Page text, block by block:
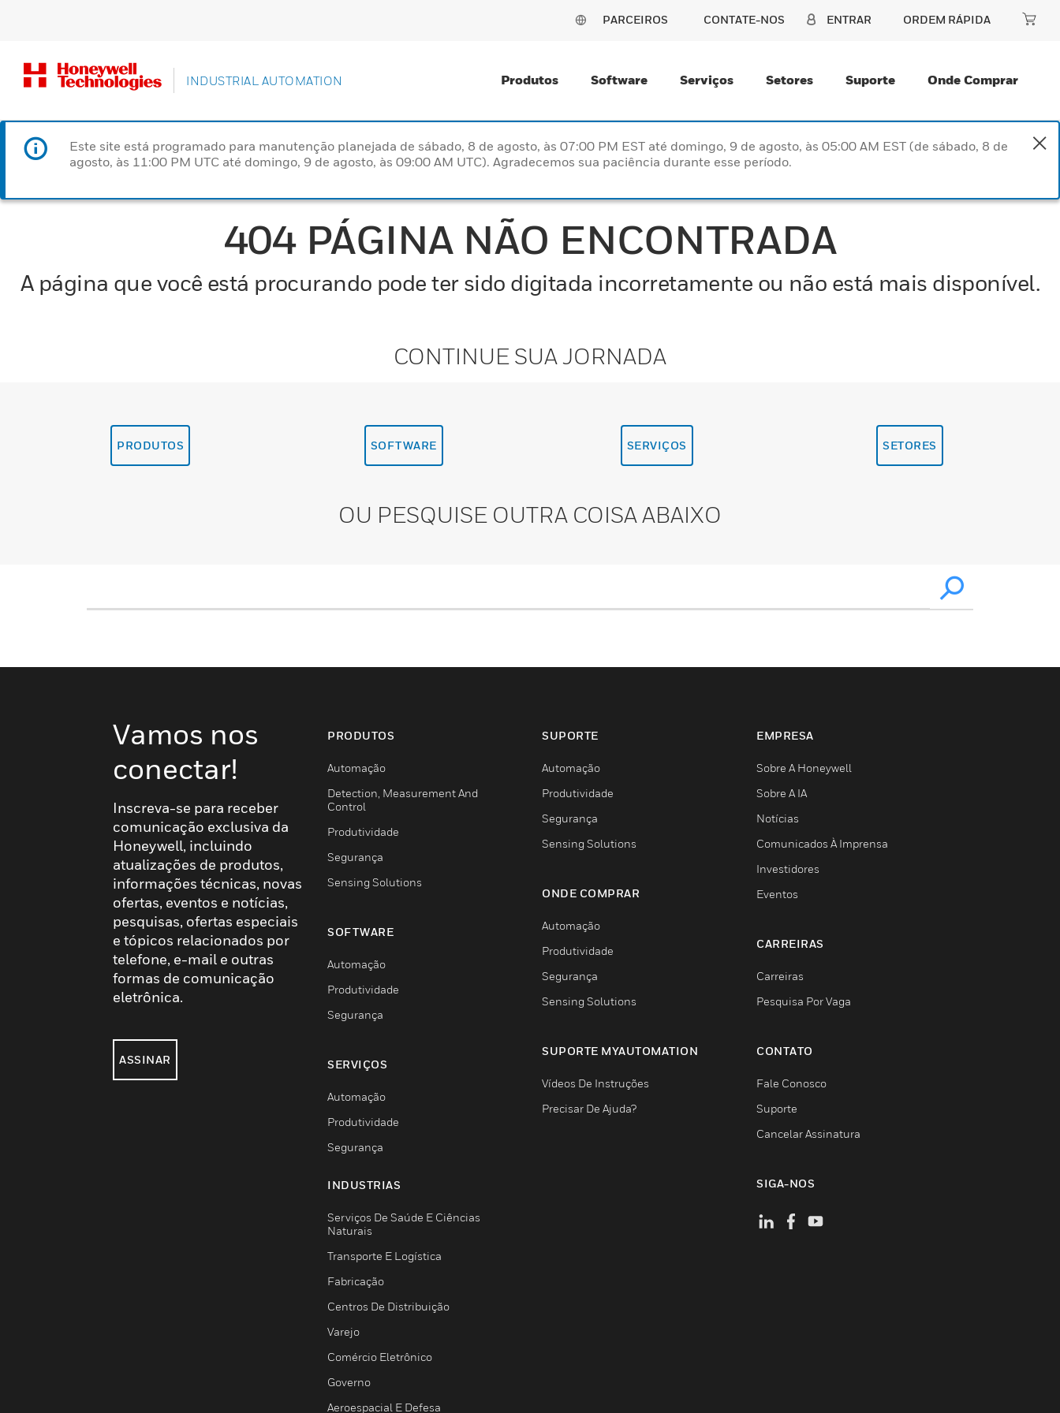
PARCEIROS CONTATE-NOS ENTRAR ORDEM RÁPIDA
INDUSTRIAL AUTOMATION Produtos Software Serviços Setores Suporte Onde Comprar
Este site está programado para manutenção planejada de sábado, 8 de agosto, às 07:00 PM EST até domingo, 9 de agosto, às 05:00 AM EST (de sábado, 8 de
agosto, às 11:00 PM UTC até domingo, 9 de agosto, às 09:00 AM UTC). Agradecemos sua paciência durante esse período.
404 PÁGINA NÃO ENCONTRADA
A página que você está procurando pode ter sido digitada incorretamente ou não está mais disponível.
CONTINUE SUA JORNADA
PRODUTOS SOFTWARE SERVIÇOS SETORES
OU PESQUISE OUTRA COISA ABAIXO
Vamos nos
conectar!
Inscreva-se para receber
comunicação exclusiva da
Honeywell, incluindo
atualizações de produtos,
informações técnicas, novas
ofertas, eventos e notícias,
pesquisas, ofertas especiais
e tópicos relacionados por
telefone, e-mail e outras
formas de comunicação
eletrônica.
ASSINAR
PRODUTOS
Automação
Detection, Measurement And
Control
Produtividade
Segurança
Sensing Solutions
SOFTWARE
Automação
Produtividade
Segurança
SERVIÇOS
Automação
Produtividade
Segurança
INDUSTRIAS
Serviços De Saúde E Ciências
Naturais
Transporte E Logística
Fabricação
Centros De Distribuição
Varejo
Comércio Eletrônico
Governo
Aeroespacial E Defesa
SUPORTE
Automação
Produtividade
Segurança
Sensing Solutions
ONDE COMPRAR
Automação
Produtividade
Segurança
Sensing Solutions
SUPORTE MYAUTOMATION
Vídeos De Instruções
Precisar De Ajuda?
EMPRESA
Sobre A Honeywell
Sobre A IA
Notícias
Comunicados À Imprensa
Investidores
Eventos
CARREIRAS
Carreiras
Pesquisa Por Vaga
CONTATO
Fale Conosco
Suporte
Cancelar Assinatura
SIGA-NOS